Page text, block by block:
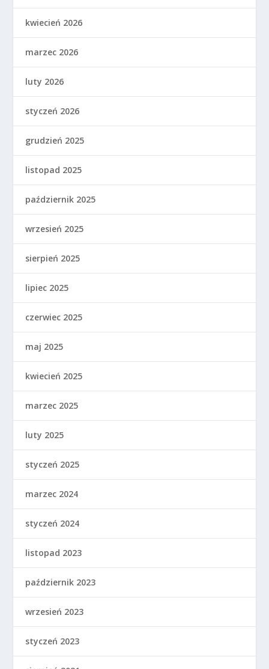
kwiecień 2026
marzec 2026
luty 2026
styczeń 2026
grudzień 2025
listopad 2025
październik 2025
wrzesień 2025
sierpień 2025
lipiec 2025
czerwiec 2025
maj 2025
kwiecień 2025
marzec 2025
luty 2025
styczeń 2025
marzec 2024
styczeń 2024
listopad 2023
październik 2023
wrzesień 2023
styczeń 2023